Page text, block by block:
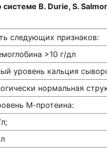
B. Durie, S.
следующих признаков:
>10 г/дл
уровень кальция
нормальная
М-протеина: